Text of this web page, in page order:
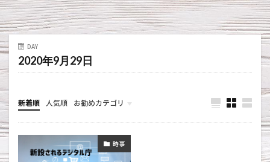
DAY
2020年9月29日
新着順 人気順
お勧めカテゴリ
お金の話
時事